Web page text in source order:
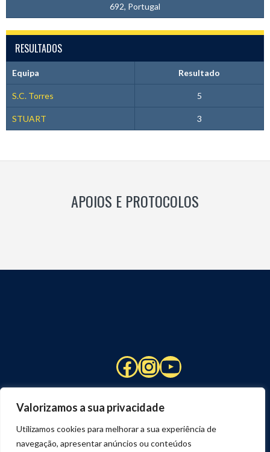
Valorizamos a sua privacidade
Utilizamos cookies para melhorar a sua experiência de
navegação, apresentar anúncios ou conteúdos
692, Portugal
RESULTADOS
Equipa Resultado
S.C. Torres 5
STUART 3
APOIOS E PROTOCOLOS
Facebook
Instagram
YouTube